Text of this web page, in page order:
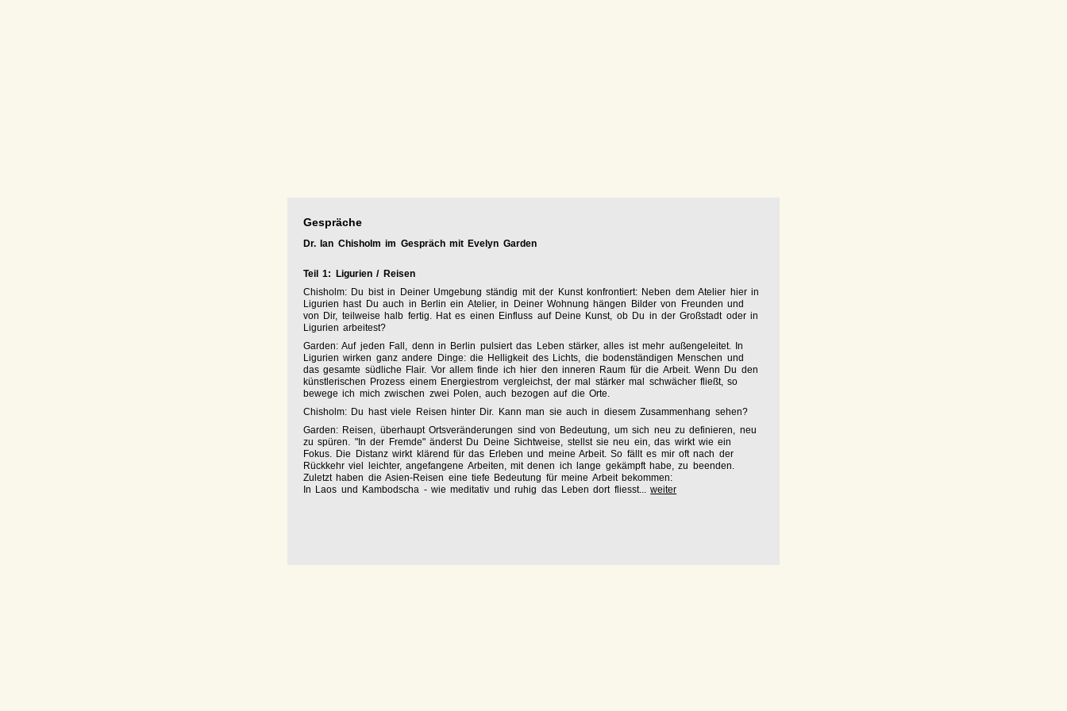
Gespräche
Dr. Ian Chisholm im Gespräch mit Evelyn Garden
Teil 1: Ligurien / Reisen
Chisholm: Du bist in Deiner Umgebung ständig mit der Kunst konfrontiert: Neben dem Atelier hier in
Ligurien hast Du auch in Berlin ein Atelier, in Deiner Wohnung hängen Bilder von Freunden und
von Dir, teilweise halb fertig. Hat es einen Einfluss auf Deine Kunst, ob Du in der Großstadt oder in
Ligurien arbeitest?
Garden: Auf jeden Fall, denn in Berlin pulsiert das Leben stärker, alles ist mehr außengeleitet. In
Ligurien wirken ganz andere Dinge: die Helligkeit des Lichts, die bodenständigen Menschen und
das gesamte südliche Flair. Vor allem finde ich hier den inneren Raum für die Arbeit. Wenn Du den
künstlerischen Prozess einem Energiestrom vergleichst, der mal stärker mal schwächer fließt, so
bewege ich mich zwischen zwei Polen, auch bezogen auf die Orte.
Chisholm: Du hast viele Reisen hinter Dir. Kann man sie auch in diesem Zusammenhang sehen?
Garden: Reisen, überhaupt Ortsveränderungen sind von Bedeutung, um sich neu zu definieren, neu
zu spüren. "In der Fremde" änderst Du Deine Sichtweise, stellst sie neu ein, das wirkt wie ein
Fokus. Die Distanz wirkt klärend für das Erleben und meine Arbeit. So fällt es mir oft nach der
Rückkehr viel leichter, angefangene Arbeiten, mit denen ich lange gekämpft habe, zu beenden.
Zuletzt haben die Asien-Reisen eine tiefe Bedeutung für meine Arbeit bekommen:
In Laos und Kambodscha - wie meditativ und ruhig das Leben dort fliesst...weiter